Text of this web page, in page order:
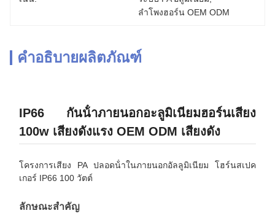
ลำโพงฮอร์น OEM ODM
คำอธิบายผลิตภัณฑ์
IP66 กันน้ําภายนอกอะลูมิเนียมฮอร์นเสียง
100w เสียงดังแรง OEM ODM เสียงดัง
โครงการเสียง PA ปลอดน้ําในภายนอกอัลลูมิเนียม โฮร์นสเปค
เกอร์ IP66 100 วัตต์
ลักษณะสําคัญ